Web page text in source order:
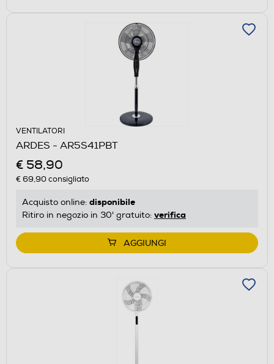
VENTILATORI
ARDES - AR5S41PBT
€ 58,90
€ 69,90consigliato
Acquisto online: disponibile
Ritiro in negozio in 30' gratuito: verifica
AGGIUNGI